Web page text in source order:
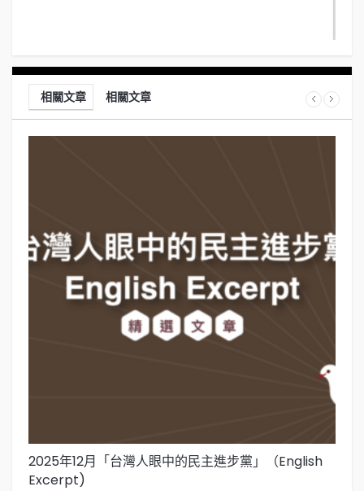
相關文章 相關文章
2025年12月「台灣人眼中的民主進步黨」（English
Excerpt)